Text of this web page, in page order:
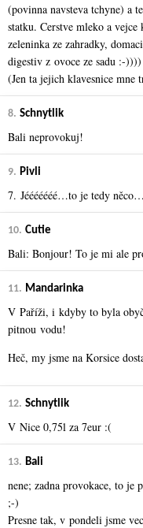
(povinna navsteva tchyne) a
statku. Cerstve mleko a vejce
zeleninka ze zahradky,
digestiv z ovoce ze sadu :-))))
(Jen ta jejich klavesnice mne
8. Schnytlik
Bali neprovokuj!
9. Pivli
7. Jééééééé…to je tedy
10. Cutie
Bali: Bonjour! To je mi ale
11. Mandarinka
V Paříži, i kdyby to byla
pitnou vodu!
Heč, my jsme na Korsice
12. Schnytlik
V Nice 0,75l za 7eur :(
13. Bali
nene; zadna provokace, to je
;-)
Presne tak, v pondeli jsme